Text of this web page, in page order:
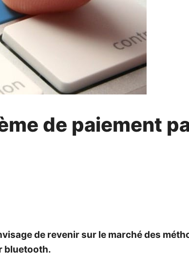
de paiement
de revenir sur le marché des
bluetooth.